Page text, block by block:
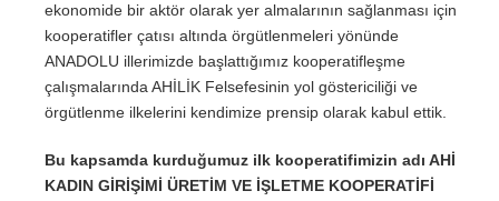
ekonomide bir aktör olarak yer almalarının sağlanması için
kooperatifler çatısı altında örgütlenmeleri yönünde
ANADOLU illerimizde başlattığımız kooperatifleşme
çalışmalarında AHİLİK Felsefesinin yol göstericiliği ve
örgütlenme ilkelerini kendimize prensip olarak kabul ettik.
Bu kapsamda kurduğumuz ilk kooperatifimizin adı AHİ
KADIN GİRİŞİMİ ÜRETİM VE İŞLETME KOOPERATİFİ